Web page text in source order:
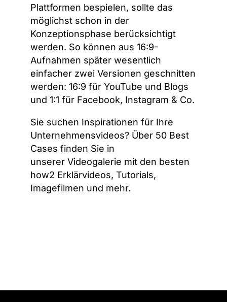
Plattformen bespielen, sollte das
möglichst schon in der
Konzeptionsphase berücksichtigt
werden. So können aus 16:9-
Aufnahmen später wesentlich
einfacher zwei Versionen geschnitten
werden: 16:9 für YouTube und Blogs
und 1:1 für Facebook, Instagram & Co.
Sie suchen Inspirationen für Ihre
Unternehmensvideos? Über 50 Best
Cases finden Sie in
unserer Videogalerie mit den besten
how2 Erklärvideos, Tutorials,
Imagefilmen und mehr.